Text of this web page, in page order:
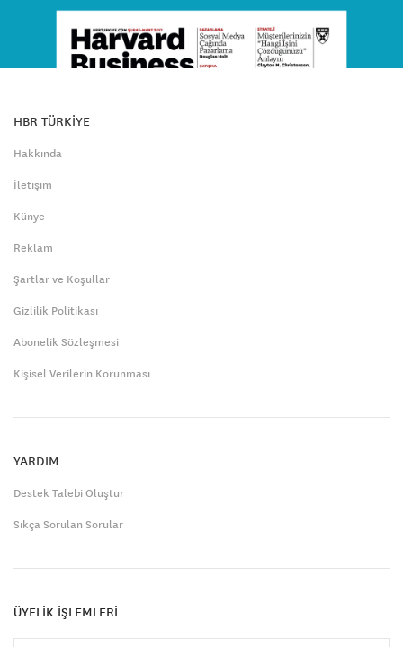
HBR TÜRKİYE
Hakkında
İletişim
Künye
Reklam
Şartlar ve Koşullar
Gizlilik Politikası
Abonelik Sözleşmesi
Kişisel Verilerin Korunması
YARDIM
Destek Talebi Oluştur
Sıkça Sorulan Sorular
ÜYELİK İŞLEMLERİ